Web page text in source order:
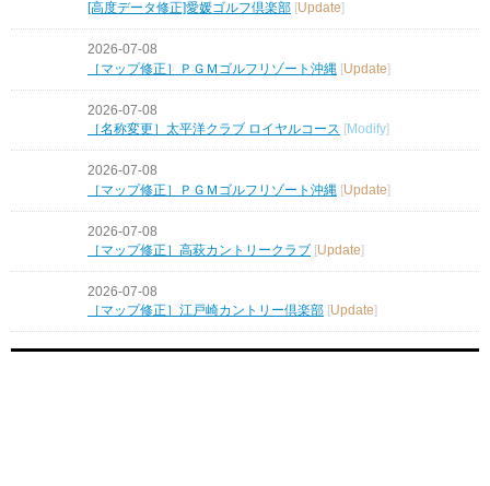
[高度データ修正]愛媛ゴルフ倶楽部 Update
2026-07-08
［マップ修正］ＰＧＭゴルフリゾート沖縄 [Update]
2026-07-08
［名称変更］太平洋クラブ ロイヤルコース [Modify]
2026-07-08
［マップ修正］ＰＧＭゴルフリゾート沖縄 [Update]
2026-07-08
［マップ修正］高萩カントリークラブ [Update]
2026-07-08
［マップ修正］江戸崎カントリー倶楽部 Update